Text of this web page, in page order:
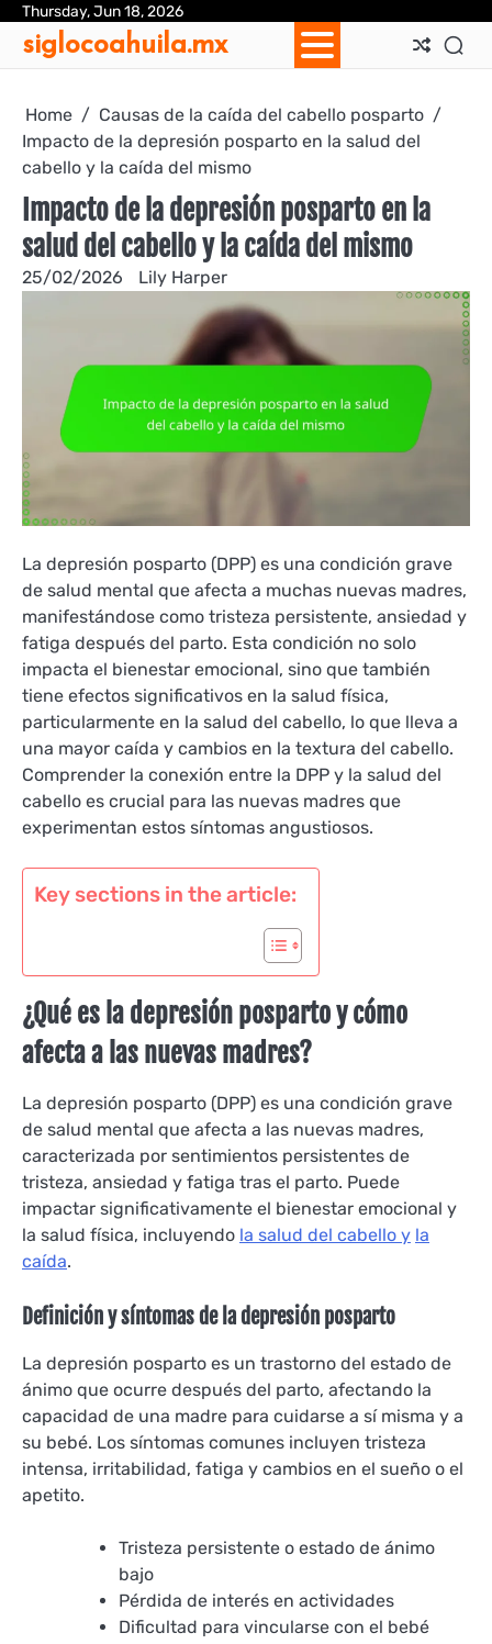
Skip
content
Thursday, Jun 18, 2026
siglocoahuila.mx
Home
Causas de la caída del cabello posparto
Impacto de la depresión posparto en la salud del
cabello y la caída del mismo
Impacto de la depresión posparto en la
salud del cabello y la caída del mismo
25/02/2026 Lily Harper
La depresión posparto (DPP) es una condición grave
de salud mental que afecta a muchas nuevas madres,
manifestándose como tristeza persistente, ansiedad y
fatiga después del parto. Esta condición no solo
impacta el bienestar emocional, sino que también
tiene efectos significativos en la salud física,
particularmente en la salud del cabello, lo que lleva a
una mayor caída y cambios en la textura del cabello.
Comprender la conexión entre la DPP y la salud del
cabello es crucial para las nuevas madres que
experimentan estos síntomas angustiosos.
Key sections in the article:
¿Qué es la depresión posparto y cómo
afecta a las nuevas madres?
La depresión posparto (DPP) es una condición grave
de salud mental que afecta a las nuevas madres,
caracterizada por sentimientos persistentes de
tristeza, ansiedad y fatiga tras el parto. Puede
impactar significativamente el bienestar emocional y
la salud física, incluyendo la salud del cabello y la
caída.
Definición y síntomas de la depresión posparto
La depresión posparto es un trastorno del estado de
ánimo que ocurre después del parto, afectando la
capacidad de una madre para cuidarse a sí misma y a
su bebé. Los síntomas comunes incluyen tristeza
intensa, irritabilidad, fatiga y cambios en el sueño o el
apetito.
Tristeza persistente o estado de ánimo
bajo
Pérdida de interés en actividades
Dificultad para vincularse con el bebé